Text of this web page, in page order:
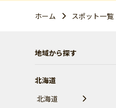
ホーム スポット一覧
地域から探す
北海道
北海道